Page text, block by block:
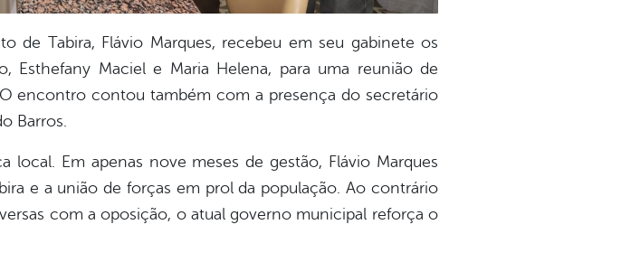
de Tabira, Flávio Marques, recebeu em seu gabinete os
Esthefany Maciel e Maria Helena, para uma reunião de
encontro contou também com a presença do secretário
Barros.
Em apenas nove meses de gestão, Flávio Marques
e a união de forças em prol da população. Ao contrário
com a oposição, o atual governo municipal reforça o